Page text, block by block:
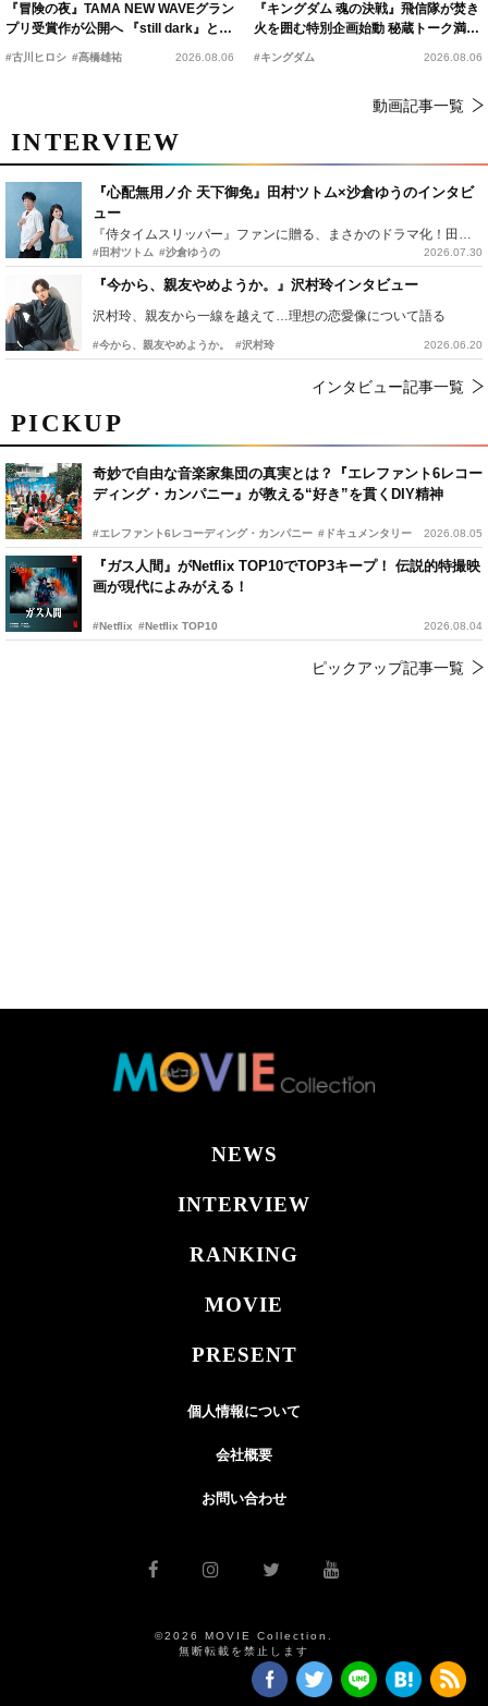
PICKUP
奇妙で自由な音楽家集団の真実とは？『エレファント6レコー
ディング・カンパニー』が教える“好き”を貫くDIY精神
#エレファント6レコーディング・カンパニー #ドキュメンタリー 2026.08.05
『ガス人間』がNetflix TOP10でTOP3キープ！ 伝説的特撮映
画が現代によみがえる！
#Netflix #Netflix TOP10 2026.08.04
ピックアップ記事一覧
『冒険の夜』TAMA NEW WAVEグラン
プリ受賞作が公開へ 『still dark』と同
時上映決定
#古川ヒロシ #髙橋雄祐 2026.08.06
『キングダム 魂の決戦』飛信隊が焚き
火を囲む特別企画始動 秘蔵トーク満載
の“キングダムキャンプ”開催
#キングダム 2026.08.06
動画記事一覧
INTERVIEW
『心配無用ノ介 天下御免』田村ツトム×沙倉ゆうのインタビ
ュー
#田村ツトム #沙倉ゆうの 2026.07.30
『今から、親友やめようか。』沢村玲インタビュー
沢村玲、親友から一線を越えて…理想の恋愛像について語る
#今から、親友やめようか。 #沢村玲 2026.06.20
インタビュー記事一覧
NEWS
INTERVIEW
RANKING
MOVIE
PRESENT
個人情報について
会社概要
お問い合わせ
©2026 MOVIE Collection.
無断転載を禁止します